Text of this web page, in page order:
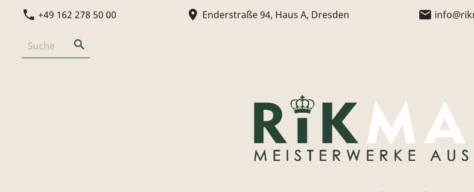
phone +49 162 278 50 00 location_on Enderstraße 94, Haus A, Dresden email
